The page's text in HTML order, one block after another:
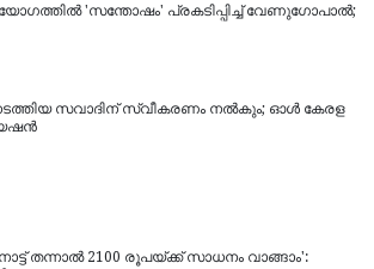
'സന്തോഷം' പ്രകടിപ്പിച്ച് വേണുഗോപാല്‍;
സവാദിന് സ്വീകരണം നല്‍കും; ഓൾ കേരള
തന്നാൽ 2100 രൂപയ്‍ക്ക് സാധനം വാങ്ങാം':